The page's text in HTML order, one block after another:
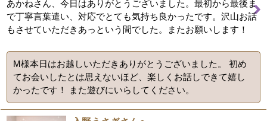
あかねさん、今日はありがとうございました。最初から最後ま
で丁寧言葉遣い、対応でとても気持ち良かったです。沢山お話
もさせていただきあっという間でした。またお願いします！
M様本日はお越しいただきありがとうございました。 初め
てお会いしたとは思えないほど、楽しくお話しできて嬉し
かったです！ また遊びにいらしてください。